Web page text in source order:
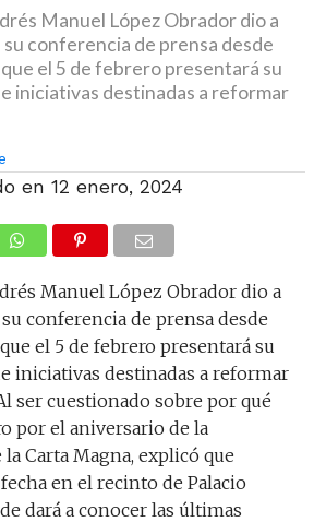
Manuel López Obrador dio a
conferencia de prensa desde
el 5 de febrero presentará su
iniciativas destinadas a reformar
en 12 enero, 2024
Manuel López Obrador dio a
conferencia de prensa desde
el 5 de febrero presentará su
iniciativas destinadas a reformar
ser cuestionado sobre por qué
por el aniversario de la
Carta Magna, explicó que
en el recinto de Palacio
dará a conocer las últimas